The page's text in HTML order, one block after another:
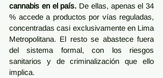
cannabis en el país. De ellas, apenas el 34
% accede a productos por vías reguladas,
concentradas casi exclusivamente en Lima
Metropolitana. El resto se abastece fuera
del sistema formal, con los riesgos
sanitarios y de criminalización que ello
implica.